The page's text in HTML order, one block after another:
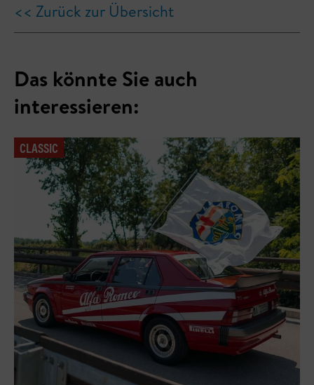
<< Zurück zur Übersicht
Das könnte Sie auch
interessieren:
CLASSIC